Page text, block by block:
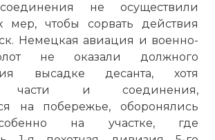
не осуществили
мер, чтобы сорвать действия
Немецкая авиация и военно-
не оказали должного
высадке десанта, хотя
части и соединения,
на побережье, оборонялись
на участке, где